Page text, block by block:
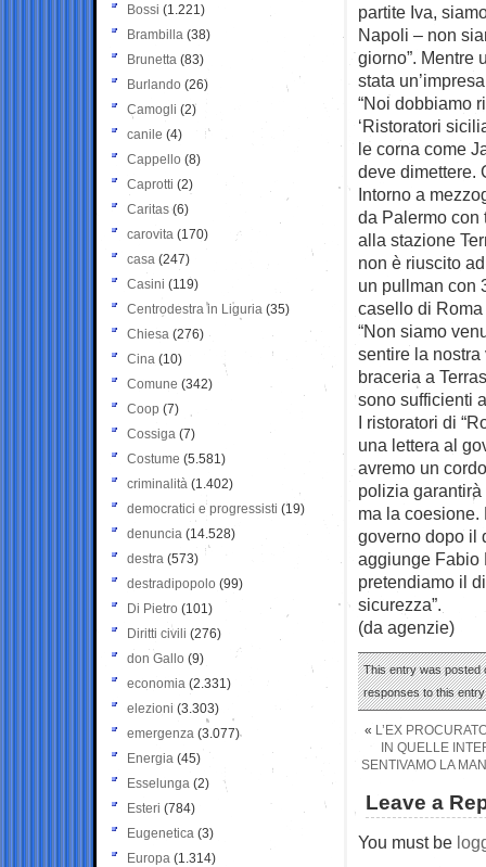
partite Iva,
Napoli – non
giorno”. Mentre
stata
“Noi dobbiamo
‘Ristoratori
le corna come
deve dimettere.
Intorno a
da Palermo con
alla stazione
non è riuscito
un pullman con
casello di
“Non siamo
sentire la
braceria a
sono sufficienti
I ristoratori di
una lettera al
avremo un
polizia
ma la
governo dopo il
aggiunge Fabio
pretendiamo il
sicurezza”.
(da agenzie)
This entry was posted
responses to this
« L’EX
IN QUELLE
SENTIVAMO LA
Leave a
You must be
Bossi (1.221)
Brambilla (38)
Brunetta (83)
Burlando (26)
Camogli (2)
canile (4)
Cappello (8)
Caprotti (2)
Caritas (6)
carovita (170)
casa (247)
Casini (119)
Centrodestra in Liguria (35)
Chiesa (276)
Cina (10)
Comune (342)
Coop (7)
Cossiga (7)
Costume (5.581)
criminalità (1.402)
democratici e progressisti (19)
denuncia (14.528)
destra (573)
destradipopolo (99)
Di Pietro (101)
Diritti civili (276)
don Gallo (9)
economia (2.331)
elezioni (3.303)
emergenza (3.077)
Energia (45)
Esselunga (2)
Esteri (784)
Eugenetica (3)
Europa (1.314)